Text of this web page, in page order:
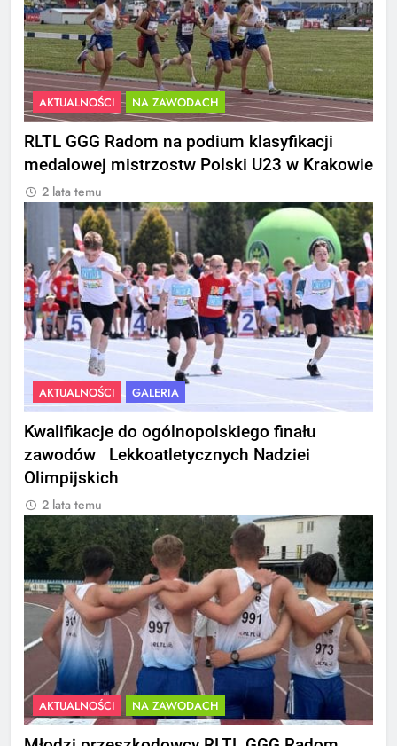
AKTUALNOŚCI NA ZAWODACH
RLTL GGG Radom na podium klasyfikacji
medalowej mistrzostw Polski U23 w Krakowie
2 lata temu
AKTUALNOŚCI GALERIA
Kwalifikacje do ogólnopolskiego finału
zawodów Lekkoatletycznych Nadziei
Olimpijskich
2 lata temu
AKTUALNOŚCI NA ZAWODACH